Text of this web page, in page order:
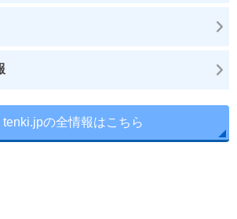
tenki.jpの全情報はこちら